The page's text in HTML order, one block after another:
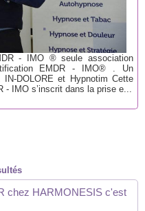
- IMO ® seule association
EMDR - IMO® . Un
DOLORE et Hypnotim Cette
- IMO s’inscrit dans la prise e...
chez HARMONESIS c'est